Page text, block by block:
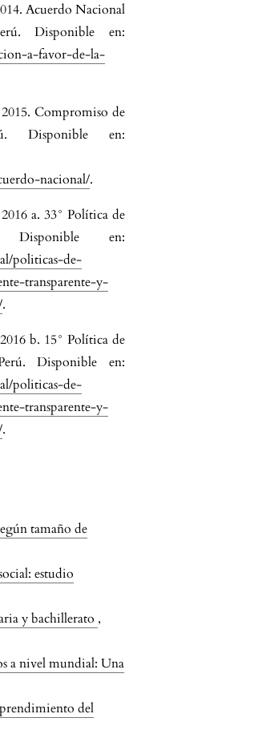
Acuerdo Nacional
Disponible en:
a-favor-de-la-
Compromiso de
Disponible en:
nacional/.
a. 33° Política de
en:
politicas-de-
transparente-y-
.
b. 15° Política de
Disponible en:
politicas-de-
transparente-y-
.
tamaño de
estudio
y bachillerato ,
a nivel mundial: Una
del